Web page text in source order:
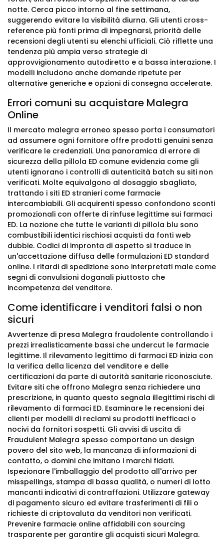
notte. Cerca picco intorno al fine settimana,
suggerendo evitare la visibilità diurna. Gli utenti cross-
reference più fonti prima di impegnarsi, priorità delle
recensioni degli utenti su elenchi ufficiali. Ciò riflette una
tendenza più ampia verso strategie di
approvvigionamento autodiretto e a bassa interazione. I
modelli includono anche domande ripetute per
alternative generiche e opzioni di consegna accelerate.
Errori comuni su acquistare Malegra
Online
Il mercato malegra erroneo spesso porta i consumatori
ad assumere ogni fornitore offre prodotti genuini senza
verificare le credenziali. Una panoramica di errore di
sicurezza della pillola ED comune evidenzia come gli
utenti ignorano i controlli di autenticità batch su siti non
verificati. Molte equivalgono al dosaggio sbagliato,
trattando i siti ED stranieri come farmacie
intercambiabili. Gli acquirenti spesso confondono sconti
promozionali con offerte di rinfuse legittime sui farmaci
ED. La nozione che tutte le varianti di pillola blu sono
combustibili identici rischiosi acquisti da fonti web
dubbie. Codici di impronta di aspetto si traduce in
un'accettazione diffusa delle formulazioni ED standard
online. I ritardi di spedizione sono interpretati male come
segni di convulsioni doganali piuttosto che
incompetenza del venditore.
Come identificare i venditori falsi o non
sicuri
Avvertenze di presa Malegra fraudolente controllando i
prezzi irrealisticamente bassi che undercut le farmacie
legittime. Il rilevamento legittimo di farmaci ED inizia con
la verifica della licenza del venditore e delle
certificazioni da parte di autorità sanitarie riconosciute.
Evitare siti che offrono Malegra senza richiedere una
prescrizione, in quanto questo segnala illegittimi rischi di
rilevamento di farmaci ED. Esaminare le recensioni dei
clienti per modelli di reclami su prodotti inefficaci o
nocivi da fornitori sospetti. Gli avvisi di uscita di
Fraudulent Malegra spesso comportano un design
povero del sito web, la mancanza di informazioni di
contatto, o domini che imitano i marchi fidati.
Ispezionare l'imballaggio del prodotto all'arrivo per
misspellings, stampa di bassa qualità, o numeri di lotto
mancanti indicativi di contraffazioni. Utilizzare gateway
di pagamento sicuro ed evitare trasferimenti di fili o
richieste di criptovaluta da venditori non verificati.
Prevenire farmacie online affidabili con sourcing
trasparente per garantire gli acquisti sicuri Malegra.